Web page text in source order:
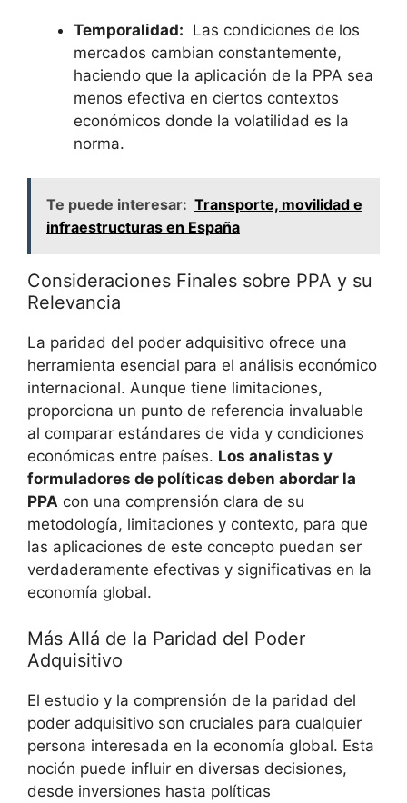
Temporalidad: ⁤ Las condiciones de los‍
mercados cambian constantemente,
haciendo que la aplicación de la⁤ PPA sea
menos efectiva en ciertos contextos
⁣económicos donde la volatilidad es la⁤
norma.
Te puede interesar: Transporte, movilidad e
infraestructuras en España
Consideraciones Finales sobre PPA y su
Relevancia
La paridad ⁢del poder adquisitivo ofrece una
herramienta esencial para el ‌análisis económico
internacional. Aunque​ tiene limitaciones,
proporciona‍ un​ punto de referencia invaluable
al⁤ comparar estándares de vida y ​condiciones
económicas ​entre‌ países. Los analistas‌ y
formuladores de políticas deben ​abordar la
⁢PPA con una comprensión clara de⁤ su
metodología, limitaciones‌ y‌ contexto, para ‍que
las ⁣aplicaciones ‍de este concepto puedan ser
verdaderamente efectivas y significativas en la
economía global.
Más Allá de la ⁣Paridad‍ del Poder‌
Adquisitivo
El estudio y la comprensión de la paridad del
poder adquisitivo son cruciales para cualquier
persona interesada en ⁢la economía global. Esta
noción puede ​influir en ⁣diversas decisiones,
desde inversiones hasta políticas